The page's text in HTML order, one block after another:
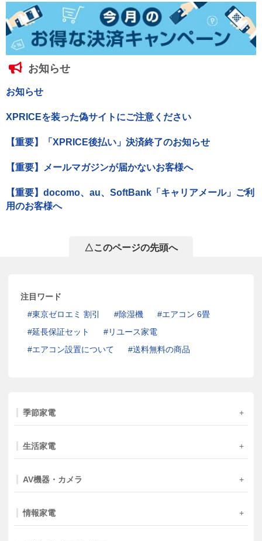
お知らせ
お知らせ
XPRICEを装った偽サイトにご注意ください
【重要】「XPRICE後払い」決済終了のお知らせ
【重要】メールマガジンが届かないお客様へ
【重要】docomo、au、SoftBank「キャリアメール」ご利
用のお客様へ
△このページの先頭へ
注目ワード
東京ゼロエミ 割引
除湿機
エアコン 6畳
延長保証セット
リユース家電
エアコン設置について
送料無料の商品
季節家電
生活家電
AV機器・カメラ
情報家電